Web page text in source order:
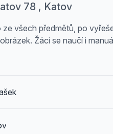
78 , Katov
všech předmětů, po
Žáci se naučí i